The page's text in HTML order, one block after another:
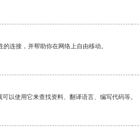
连接，并帮助你在网络上自由移动。
以使用它来查找资料、翻译语言、编写代码等。